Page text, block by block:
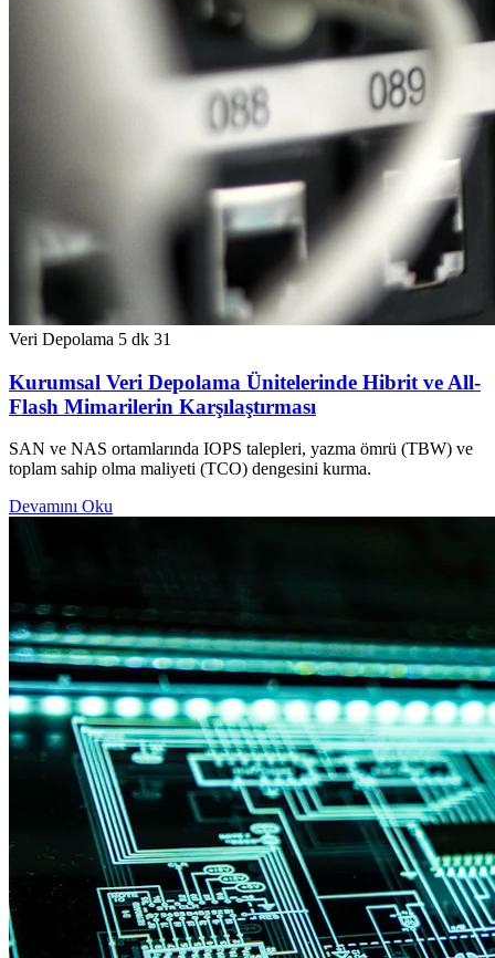
Veri Depolama 5 dk 31
Kurumsal Veri Depolama Ünitelerinde Hibrit ve All-
Flash Mimarilerin Karşılaştırması
SAN ve NAS ortamlarında IOPS talepleri, yazma ömrü (TBW) ve
toplam sahip olma maliyeti (TCO) dengesini kurma.
Devamını Oku